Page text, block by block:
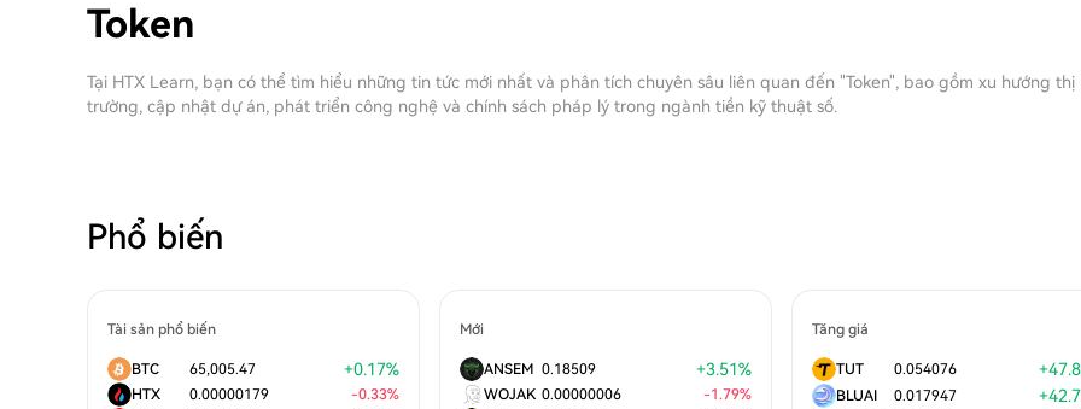
Token
Tại HTX Learn, bạn có thể tìm hiểu những tin tức mới nhất và phân tích chuyên sâu liên quan đến "Token", bao gồm xu hướng thị
trường, cập nhật dự án, phát triển công nghệ và chính sách pháp lý trong ngành tiền kỹ thuật số.
Phổ biến
Tài sản phổ biến
BTC 65,005.47 +0.17%
HTX 0.00000179 -0.33%
Mới
ANSEM 0.18509 +3.51%
WOJAK 0.00000006 -1.79%
Tăng giá
TUT 0.054076 +
BLUAI 0.017947 +